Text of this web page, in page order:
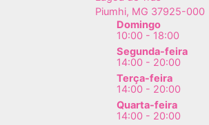
Piumhi, MG 37925-000
Domingo
10:00 - 18:00
Segunda-feira
14:00 - 20:00
Terça-feira
14:00 - 20:00
Quarta-feira
14:00 - 20:00